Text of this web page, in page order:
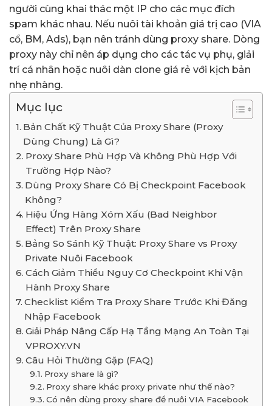
người cùng khai thác một IP cho các mục đích
spam khác nhau. Nếu nuôi tài khoản giá trị cao (VIA
cổ, BM, Ads), bạn nên tránh dùng proxy share. Dòng
proxy này chỉ nên áp dụng cho các tác vụ phụ, giải
trí cá nhân hoặc nuôi dàn clone giá rẻ với kịch bản
nhẹ nhàng.
Mục lục
Bản Chất Kỹ Thuật Của Proxy Share (Proxy
Dùng Chung) Là Gì?
Proxy Share Phù Hợp Và Không Phù Hợp Với
Trường Hợp Nào?
Dùng Proxy Share Có Bị Checkpoint Facebook
Không?
Hiệu Ứng Hàng Xóm Xấu (Bad Neighbor
Effect) Trên Proxy Share
Bảng So Sánh Kỹ Thuật: Proxy Share vs Proxy
Private Nuôi Facebook
Cách Giảm Thiểu Nguy Cơ Checkpoint Khi Vận
Hành Proxy Share
Checklist Kiểm Tra Proxy Share Trước Khi Đăng
Nhập Facebook
Giải Pháp Nâng Cấp Hạ Tầng Mạng An Toàn Tại
VPROXY.VN
Câu Hỏi Thường Gặp (FAQ)
Proxy share là gì?
Proxy share khác proxy private như thế nào?
Có nên dùng proxy share để nuôi VIA Facebook